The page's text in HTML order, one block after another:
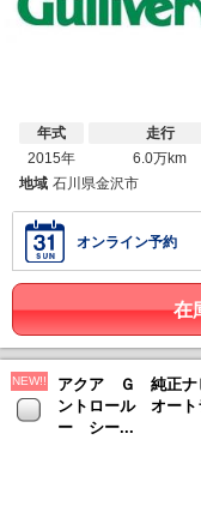
年式
2015年
走行
6.0万km
地域 石川県金沢市
オンライン予約
在
NEW!!
アクア Ｇ 純正ナ
ントロール オー
ー シー...